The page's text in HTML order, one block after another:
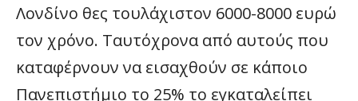
Λονδίνο θες τουλάχιστον 6000-8000 ευρώ
τον χρόνο. Ταυτόχρονα από αυτούς που
καταφέρνουν να εισαχθούν σε κάποιο
Πανεπιστήμιο το 25% το εγκαταλείπει